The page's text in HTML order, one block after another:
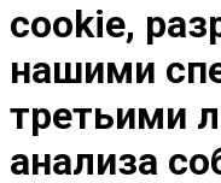
cookie,
нашими
третьими
анализа